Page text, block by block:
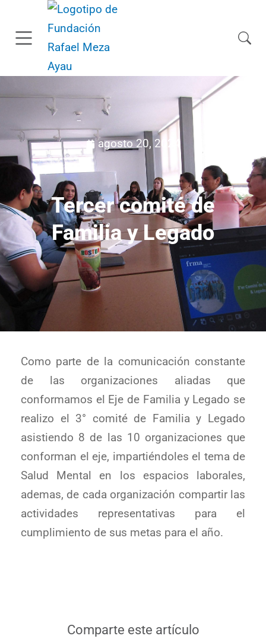
agosto 20, 2024
Tercer comité de
Familia y Legado
Como parte de la comunicación constante
de las organizaciones aliadas que
conformamos el Eje de Familia y Legado se
realizo el 3° comité de Familia y Legado
asistiendo 8 de las 10 organizaciones que
conforman el eje, impartiéndoles el tema de
Salud Mental en los espacios laborales,
ademas, de cada organización compartir las
actividades representativas para el
cumplimiento de sus metas para el año.
Comparte este artículo